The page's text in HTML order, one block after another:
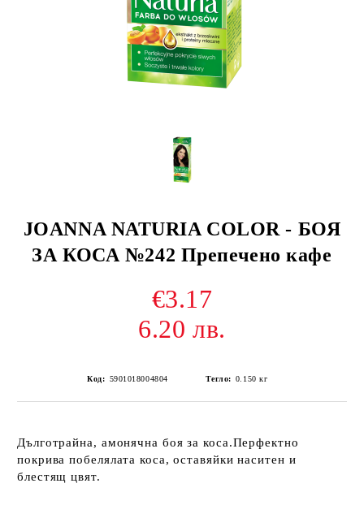
JOANNA NATURIA COLOR - БОЯ
ЗА КОСА №242 Препечено кафе
€3.17
6.20 лв.
Код: 5901018004804 Тегло: 0.150 кг
Дълготрайна, амонячна боя за коса.Перфектно
покрива побелялата коса, оставяйки наситен и
блестящ цвят.